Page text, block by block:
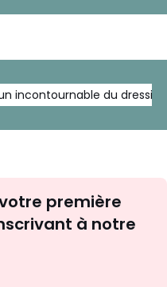
incontournable du
première
à notre